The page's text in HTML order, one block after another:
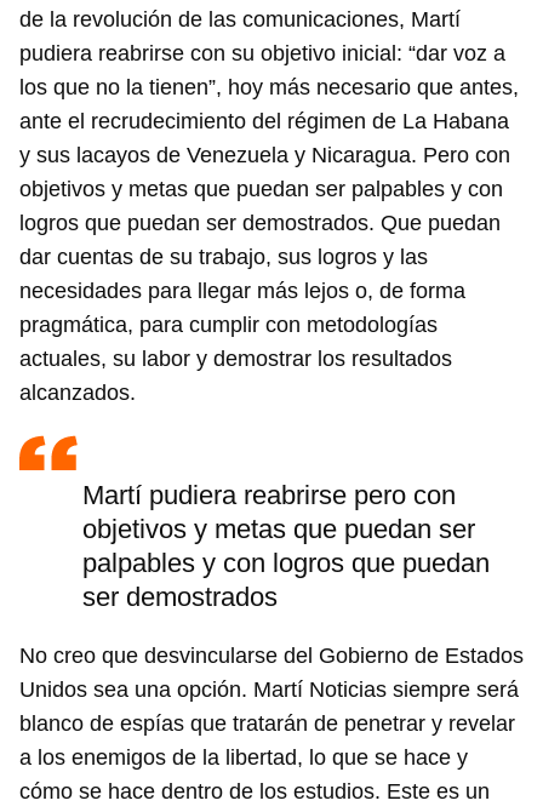
de la revolución de las comunicaciones, Martí
pudiera reabrirse con su objetivo inicial: “dar voz a
los que no la tienen”, hoy más necesario que antes,
ante el recrudecimiento del régimen de La Habana
y sus lacayos de Venezuela y Nicaragua. Pero con
objetivos y metas que puedan ser palpables y con
logros que puedan ser demostrados. Que puedan
dar cuentas de su trabajo, sus logros y las
necesidades para llegar más lejos o, de forma
pragmática, para cumplir con metodologías
actuales, su labor y demostrar los resultados
alcanzados.
Martí pudiera reabrirse pero con
objetivos y metas que puedan ser
palpables y con logros que puedan
ser demostrados
No creo que desvincularse del Gobierno de Estados
Unidos sea una opción. Martí Noticias siempre será
blanco de espías que tratarán de penetrar y revelar
a los enemigos de la libertad, lo que se hace y
cómo se hace dentro de los estudios. Este es un